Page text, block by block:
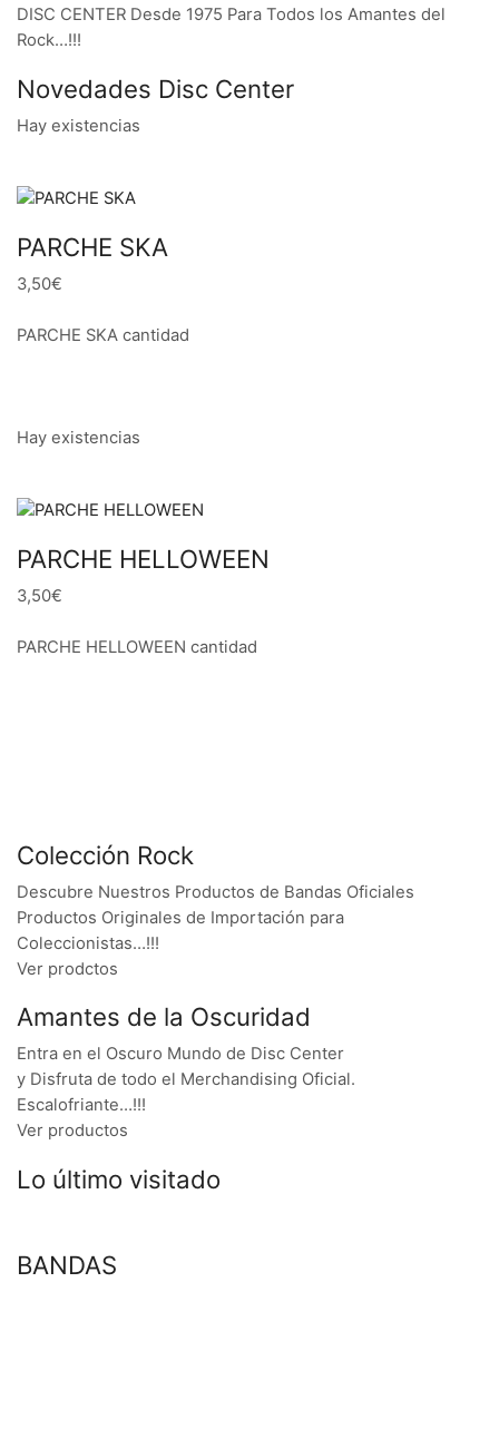
DISC CENTER Desde 1975 Para Todos los Amantes del
Rock…!!!
Novedades Disc Center
Hay existencias
PARCHE SKA
3,50€
PARCHE SKA cantidad
Hay existencias
PARCHE HELLOWEEN
3,50€
PARCHE HELLOWEEN cantidad
Colección Rock
Descubre Nuestros Productos de Bandas Oficiales
Productos Originales de Importación para
Coleccionistas…!!!
Ver prodctos
Amantes de la Oscuridad
Entra en el Oscuro Mundo de Disc Center
y Disfruta de todo el Merchandising Oficial.
Escalofriante…!!!
Ver productos
Lo último visitado
BANDAS